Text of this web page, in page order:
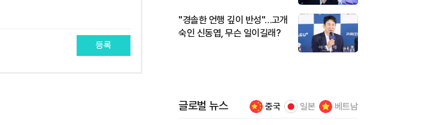
등록
"경솔한 언행 깊이 반성"…고개
숙인 신동엽, 무슨 일이길래?
글로벌 뉴스 중국 일본 베트남